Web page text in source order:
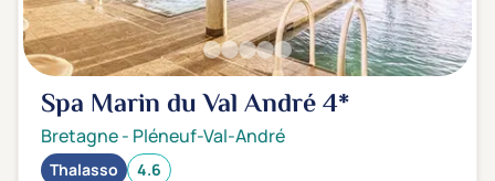
Spa Marin du Val André4*
Bretagne- Pléneuf-Val-André
Thalasso 4.6